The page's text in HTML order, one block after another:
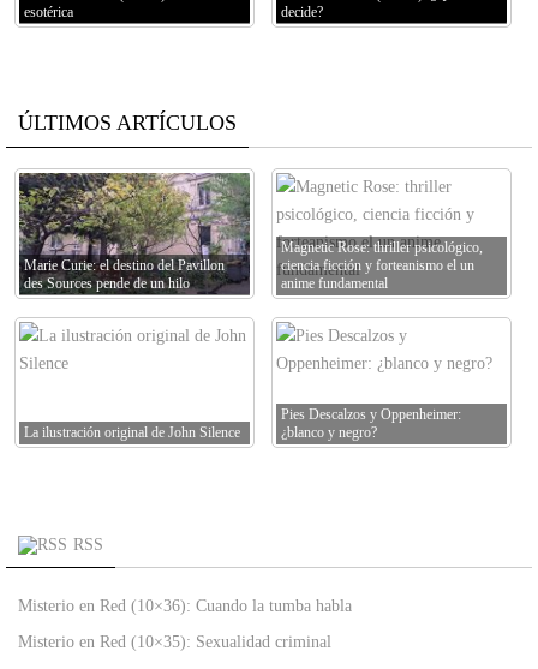
esotérica
decide?
ÚLTIMOS ARTÍCULOS
Marie Curie: el destino del Pavillon
des Sources pende de un hilo
Magnetic Rose: thriller psicológico,
ciencia ficción y forteanismo el un
anime fundamental
La ilustración original de John Silence
Pies Descalzos y Oppenheimer:
¿blanco y negro?
RSS
Misterio en Red (10×36): Cuando la tumba habla
Misterio en Red (10×35): Sexualidad criminal